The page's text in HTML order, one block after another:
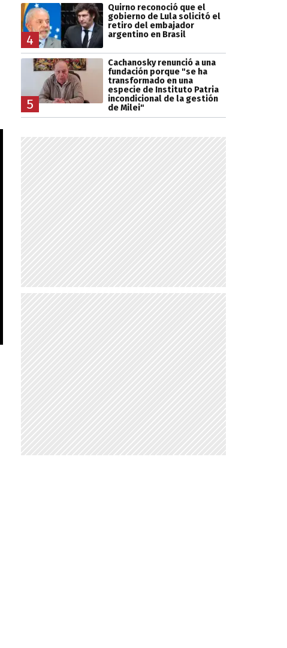
4
Quirno reconoció que el
gobierno de Lula solicitó el
retiro del embajador
argentino en Brasil
5
Cachanosky renunció a una
fundación porque "se ha
transformado en una
especie de Instituto Patria
incondicional de la gestión
de Milei"